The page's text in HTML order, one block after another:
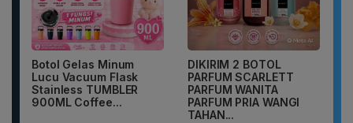
Botol Gelas Minum
Lucu Vacuum Flask
Stainless TUMBLER
900ML Coffee...
DIKIRIM 2 BOTOL
PARFUM SCARLETT
PARFUM WANITA
PARFUM PRIA WANGI
TAHAN...